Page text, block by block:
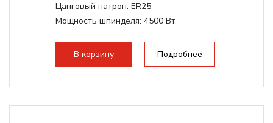
Цанговый патрон: ER25
Мощность шпинделя: 4500 Вт
Мощность инвертора:
10500 Вт
В корзину Подробнее